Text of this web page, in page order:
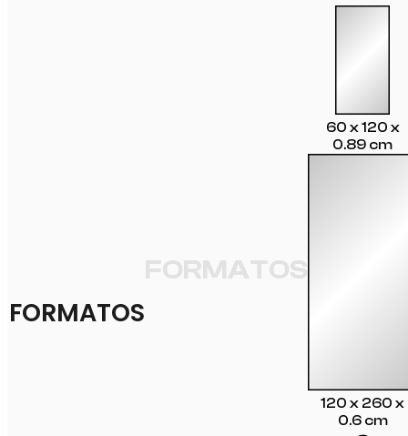
FORMATOS
FORMATOS
60 x 120 x
0.89 cm
120 x 260 x
0.6 cm